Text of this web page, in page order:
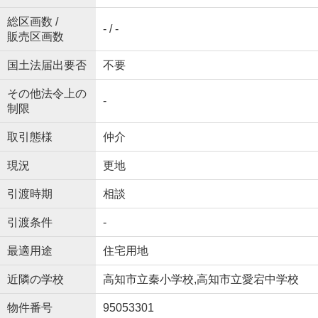
総区画数 /
販売区画数
- / -
国土法届出要否 不要
その他法令上の
制限
-
取引態様 仲介
現況 更地
引渡時期 相談
引渡条件 -
最適用途 住宅用地
近隣の学校 高知市立秦小学校,高知市立愛宕中学校
物件番号 95053301